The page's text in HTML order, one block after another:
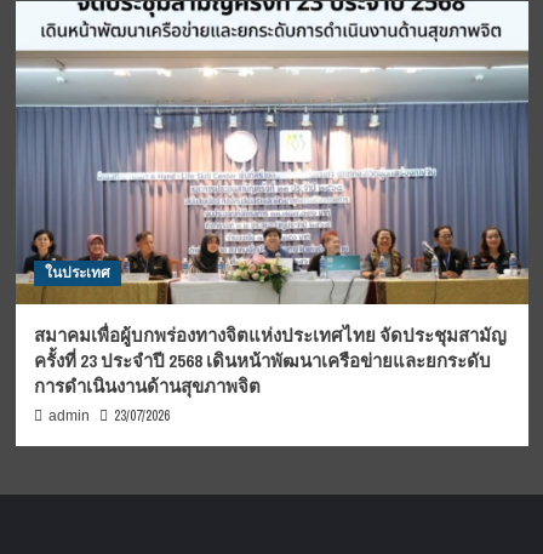
ในประเทศ
สมาคมเพื่อผู้บกพร่องทางจิตแห่งประเทศไทย จัดประชุมสามัญ
ครั้งที่ 23 ประจำปี 2568 เดินหน้าพัฒนาเครือข่ายและยกระดับ
การดำเนินงานด้านสุขภาพจิต
admin 23/07/2026